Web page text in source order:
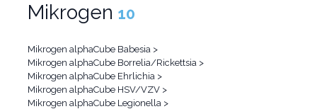
Mikrogen 10
Mikrogen alphaCube Babesia >
Mikrogen alphaCube Borrelia/Rickettsia >
Mikrogen alphaCube Ehrlichia >
Mikrogen alphaCube HSV/VZV >
Mikrogen alphaCube Legionella >